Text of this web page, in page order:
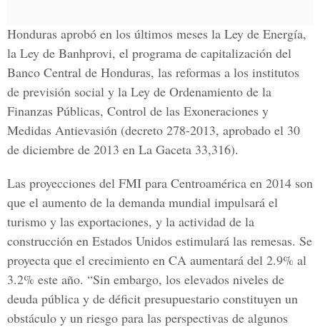
Honduras aprobó en los últimos meses la Ley de Energía,
la Ley de Banhprovi, el programa de capitalización del
Banco Central de Honduras, las reformas a los institutos
de previsión social y la Ley de Ordenamiento de la
Finanzas Públicas, Control de las Exoneraciones y
Medidas Antievasión (decreto 278-2013, aprobado el 30
de diciembre de 2013 en La Gaceta 33,316).
Las proyecciones del FMI para Centroamérica en 2014 son
que el aumento de la demanda mundial impulsará el
turismo y las exportaciones, y la actividad de la
construcción en Estados Unidos estimulará las remesas. Se
proyecta que el crecimiento en CA aumentará del 2.9% al
3.2% este año. “Sin embargo, los elevados niveles de
deuda pública y de déficit presupuestario constituyen un
obstáculo y un riesgo para las perspectivas de algunos